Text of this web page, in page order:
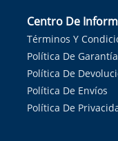
Centro De
Términos Y
Política De Garantía
Política De
Política De Envíos
Política De